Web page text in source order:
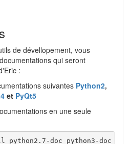
de dévellopement, vous
qui seront
:
suivantes Python2,
et PyQt5
en une seule
doc python3-doc